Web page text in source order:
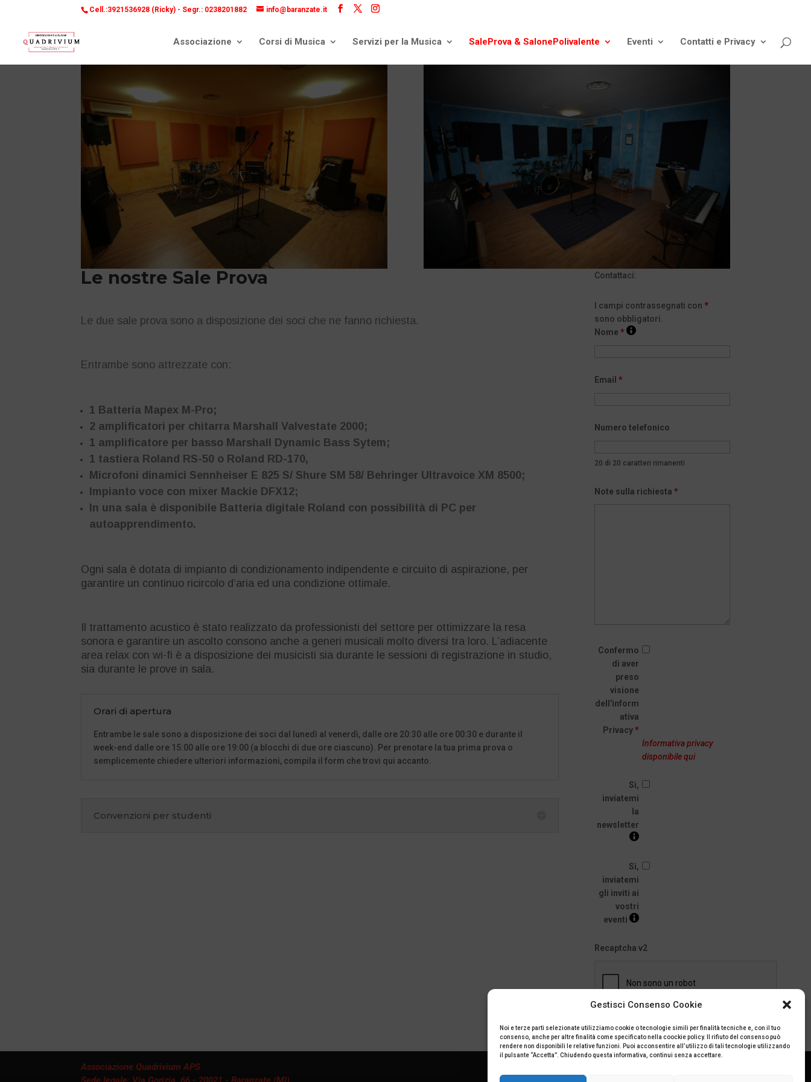
Gestisci Consenso Cookie
Noi e terze parti selezionate utilizziamo cookie o tecnologie simili per finalità tecniche e, con il tuo
consenso, anche per altre finalità come specificato nella coockie policy. Il rifiuto del consenso può
rendere non disponibili le relative funzioni. Puoi acconsentire all’utilizzo di tali tecnologie utilizzando
il pulsante “Accetta”. Chiudendo questa informativa, continui senza accettare.
Cell.:3921536928 (Ricky) - Segr.: 0238201882 info@baranzate.it
Associazione Corsi di Musica Servizi per la Musica SaleProva & SalonePolivalente Eventi Contatti e Privacy
Le nostre Sale Prova
Le due sale prova sono a disposizione dei soci che ne fanno richiesta.
Entrambe sono attrezzate con:
1 Batteria Mapex M-Pro;
2 amplificatori per chitarra Marshall Valvestate 2000;
1 amplificatore per basso Marshall Dynamic Bass Sytem;
1 tastiera Roland RS-50 o Roland RD-170,
Microfoni dinamici Sennheiser E 825 S/ Shure SM 58/ Behringer Ultravoice XM 8500;
Impianto voce con mixer Mackie DFX12;
In una sala è disponibile Batteria digitale Roland con possibilità di PC per
autoapprendimento.
Ogni sala è dotata di impianto di condizionamento indipendente e circuito di aspirazione, per
garantire un continuo ricircolo d’aria ed una condizione ottimale.
Il trattamento acustico è stato realizzato da professionisti del settore per ottimizzare la resa
sonora e garantire un ascolto consono anche a generi musicali molto diversi tra loro. L’adiacente
area relax con wi-fi è a disposizione dei musicisti sia durante le sessioni di registrazione in studio,
sia durante le prove in sala.
Orari di apertura
Entrambe le sale sono a disposizione dei soci dal lunedì al venerdì, dalle ore 20:30 alle ore 00:30 e durante il
week-end dalle ore 15:00 alle ore 19:00 (a blocchi di due ore ciascuno). Per prenotare la tua prima prova o
semplicemente chiedere ulteriori informazioni, compila il form che trovi qui accanto.
Convenzioni per studenti
Contattaci:
I campi contrassegnati con *
sono obbligatori.
Nome*
Email*
Numero telefonico
20 di 20 caratteri rimanenti
Note sulla richiesta*
Confermo
di aver
preso
visione
dell'inform
ativa
Privacy*
Informativa privacy
disponibile qui
Sì,
inviatemi
la
newsletter
Sì,
inviatemi
gli inviti ai
vostri
eventi
Recaptcha v2
Associazione Quadrivium APS